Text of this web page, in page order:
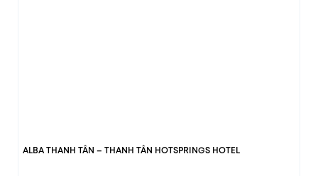
ALBA THANH TÂN – THANH TÂN HOTSPRINGS HOTEL